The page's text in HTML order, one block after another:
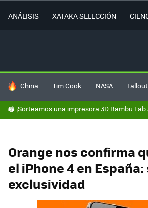
ANÁLISIS XATAKA SELECCIÓN
HOY SE HABLA DE
China Tim Cook NASA Fallout
🖨️ ¡Sorteamos una impresora 3D Bambu Lab
Orange nos confirma
el iPhone 4 en
exclusividad